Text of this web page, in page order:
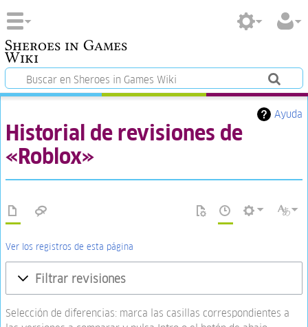
Sheroes in Games
Wiki
Ayuda
Historial de revisiones de
«Roblox»
Ver los registros de esta página
Filtrar revisiones
Selección de diferencias: marca las casillas correspondientes a